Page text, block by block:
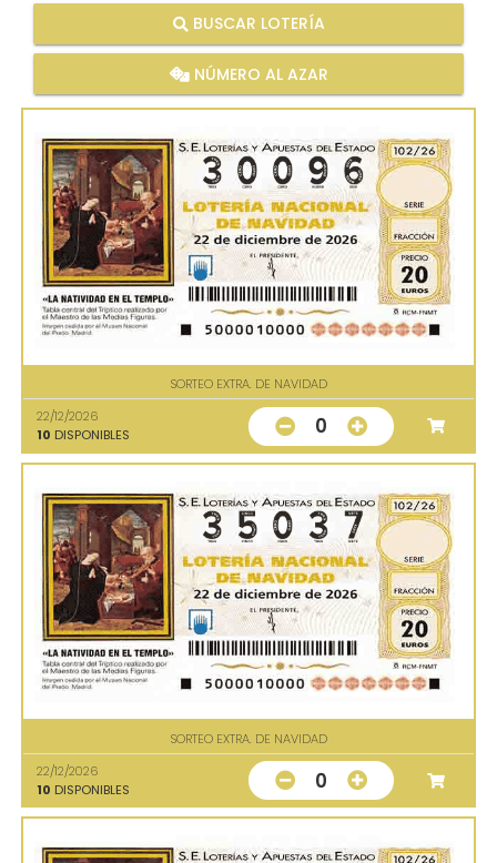
BUSCAR LOTERÍA
NÚMERO AL AZAR
SORTEO EXTRA. DE NAVIDAD
22/12/2026
10 DISPONIBLES 0
SORTEO EXTRA. DE NAVIDAD
22/12/2026
10 DISPONIBLES 0